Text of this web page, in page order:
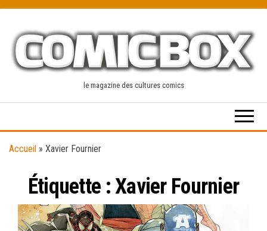
content
le magazine des cultures comics
Accueil » Xavier Fournier
Étiquette :Xavier Fournier